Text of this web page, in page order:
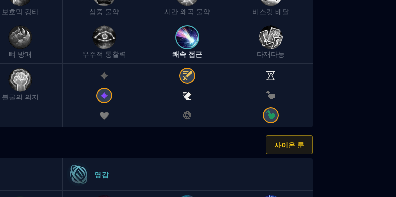
보호막 강타
뼈 방패
불굴의 의지
삼중 물약 시간 왜곡 물약 비스킷 배달
우주적 통찰력 쾌속 접근 다재다능
사이온 룬
영감